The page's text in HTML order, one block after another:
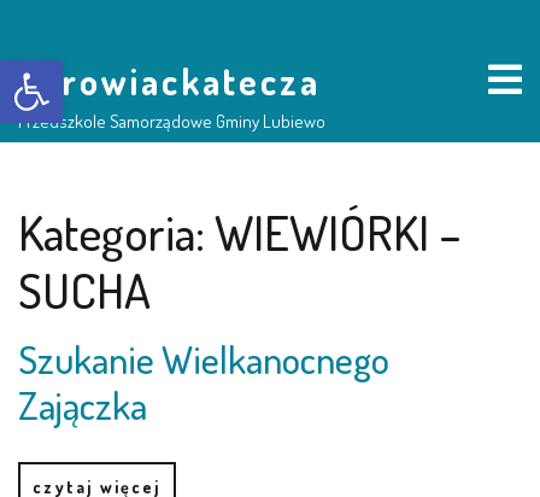
Otwórz pasek narzędzi
borowiackatecza
Przedszkole Samorządowe Gminy Lubiewo
NASZE PRZEDSZKOLE
O NAS
RADA RODZICÓW
GRUPY DZIECI
Kategoria: WIEWIÓRKI –
SUCHA
Szukanie Wielkanocnego
Zajączka
czytaj więcej